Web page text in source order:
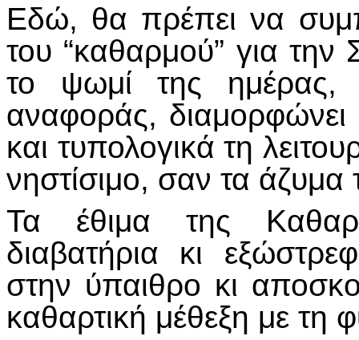
Εδώ, θα πρέπει να
του “καθαρμού” για την
το ψωμί της
αναφοράς, διαμορφώνει
και τυπολογικά τη
νηστίσιμο, σαν τα
Τα έθιμα της
διαβατήρια κι
στην ύπαιθρο κι
καθαρτική μέθεξη με τη